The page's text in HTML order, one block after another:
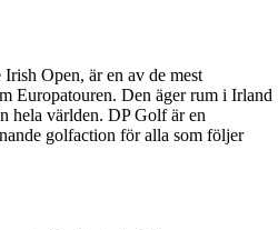
Open, är en av de mest
Europatouren. Den äger rum i Irland
hela världen. DP Golf är en
golfaction för alla som följer